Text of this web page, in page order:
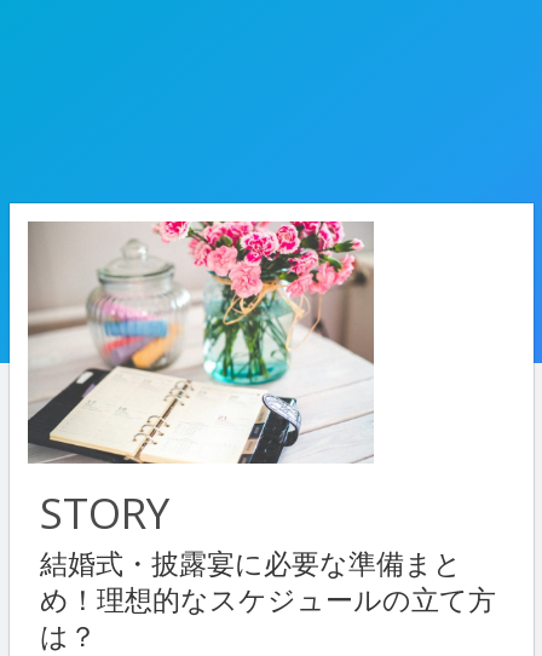
STORY
結婚式・披露宴に必要な準備まと
め！理想的なスケジュールの立て方
は？